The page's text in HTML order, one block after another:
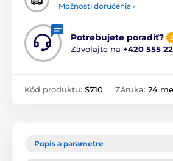
Možnosti doručenia ›
Potrebujete poradiť?
Zavolajte na +420 555
Kód produktu: S710 Záruka: 24
Popis a parametre